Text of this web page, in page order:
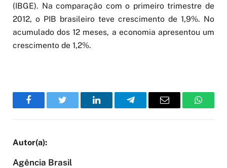
(IBGE). Na comparação com o primeiro trimestre de
2012, o PIB brasileiro teve crescimento de 1,9%. No
acumulado dos 12 meses, a economia apresentou um
crescimento de 1,2%.
FacebookTwitter LinkedInTelegramEmail
Agência Brasil